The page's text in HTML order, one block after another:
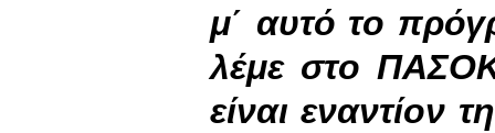
μ΄ αυτό το
λέμε στο
είναι